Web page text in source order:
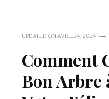
UPDATED ONAVRIL 24, 2024
Comment
Bon Arbre